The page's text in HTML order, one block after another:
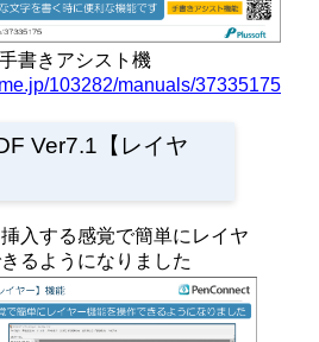
手書きアシスト機
103282/manuals/37335175
Ver7.1【レイヤ
入する感覚で簡単にレイヤ
るようになりました